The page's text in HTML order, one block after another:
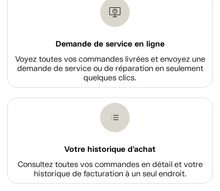
Demande de service en ligne
Voyez toutes vos commandes livrées et envoyez une
demande de service ou de réparation en seulement
quelques clics.
Votre historique d'achat
Consultez toutes vos commandes en détail et votre
historique de facturation à un seul endroit.